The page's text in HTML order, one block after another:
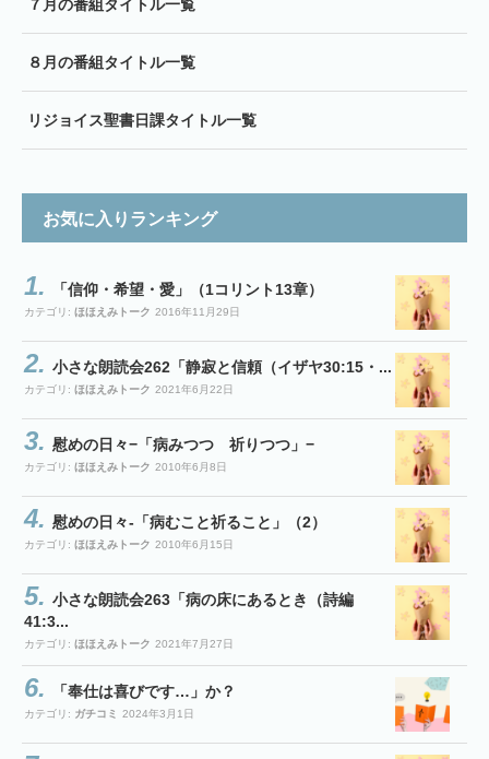
７月の番組タイトル一覧
８月の番組タイトル一覧
リジョイス聖書日課タイトル一覧
お気に入りランキング
「信仰・希望・愛」（1コリント13章）
カテゴリ: ほほえみトーク 2016年11月29日
小さな朗読会262「静寂と信頼（イザヤ30:15・...
カテゴリ: ほほえみトーク 2021年6月22日
慰めの日々−「病みつつ 祈りつつ」−
カテゴリ: ほほえみトーク 2010年6月8日
慰めの日々-「病むこと祈ること」（2）
カテゴリ: ほほえみトーク 2010年6月15日
小さな朗読会263「病の床にあるとき（詩編
41:3...
カテゴリ: ほほえみトーク 2021年7月27日
「奉仕は喜びです…」か？
カテゴリ: ガチコミ 2024年3月1日